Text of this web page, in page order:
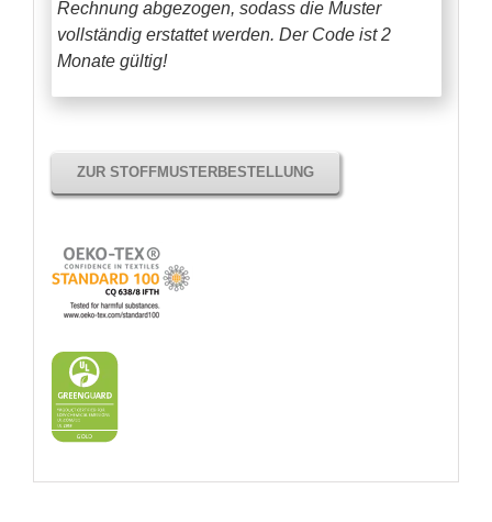
Rechnung abgezogen, sodass die Muster
vollständig erstattet werden. Der Code ist 2
Monate gültig!
ZUR STOFFMUSTERBESTELLUNG